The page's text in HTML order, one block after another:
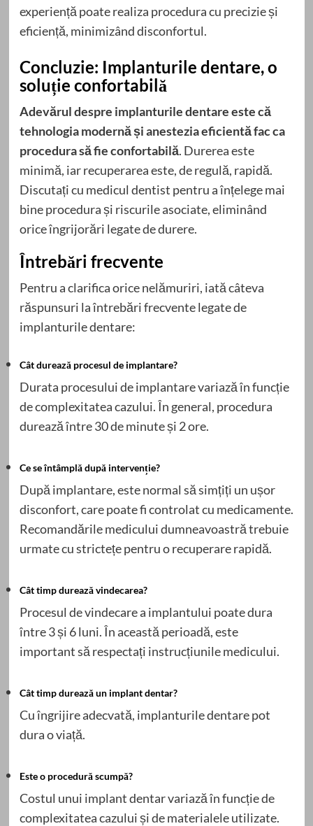
experiență poate realiza procedura cu precizie și
eficiență, minimizând disconfortul.
Concluzie: Implanturile dentare, o
soluție confortabilă
Adevărul despre implanturile dentare este că
tehnologia modernă și anestezia eficientă fac ca
procedura să fie confortabilă. Durerea este
minimă, iar recuperarea este, de regulă, rapidă.
Discutați cu medicul dentist pentru a înțelege mai
bine procedura și riscurile asociate, eliminând
orice îngrijorări legate de durere.
Întrebări frecvente
Pentru a clarifica orice nelămuriri, iată câteva
răspunsuri la întrebări frecvente legate de
implanturile dentare:
Cât durează procesul de implantare?
Durata procesului de implantare variază în funcție
de complexitatea cazului. În general, procedura
durează între 30 de minute și 2 ore.
Ce se întâmplă după intervenție?
După implantare, este normal să simțiți un ușor
disconfort, care poate fi controlat cu medicamente.
Recomandările medicului dumneavoastră trebuie
urmate cu strictețe pentru o recuperare rapidă.
Cât timp durează vindecarea?
Procesul de vindecare a implantului poate dura
între 3 și 6 luni. În această perioadă, este
important să respectați instrucțiunile medicului.
Cât timp durează un implant dentar?
Cu îngrijire adecvată, implanturile dentare pot
dura o viață.
Este o procedură scumpă?
Costul unui implant dentar variază în funcție de
complexitatea cazului și de materialele utilizate.